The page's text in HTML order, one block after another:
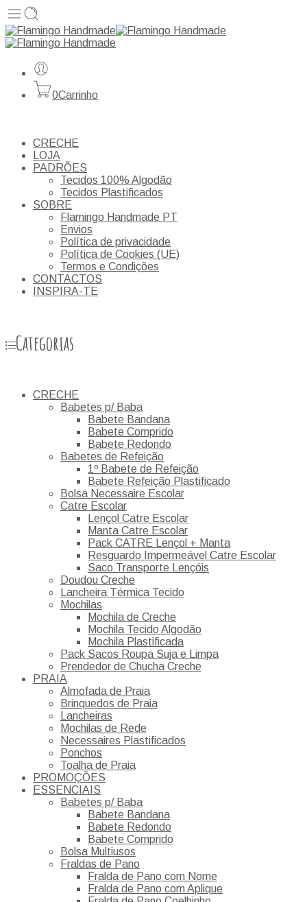
0Carrinho
CRECHE
LOJA
PADRÕES
Tecidos 100% Algodão
Tecidos Plastificados
SOBRE
Flamingo Handmade PT
Envios
Política de privacidade
Política de Cookies (UE)
Termos e Condições
CONTACTOS
INSPIRA-TE
Categorias
CRECHE
Babetes p/ Baba
Babete Bandana
Babete Comprido
Babete Redondo
Babetes de Refeição
1º Babete de Refeição
Babete Refeição Plastificado
Bolsa Necessaire Escolar
Catre Escolar
Lençol Catre Escolar
Manta Catre Escolar
Pack CATRE Lençol + Manta
Resguardo Impermeável Catre Escolar
Saco Transporte Lençóis
Doudou Creche
Lancheira Térmica Tecido
Mochilas
Mochila de Creche
Mochila Tecido Algodão
Mochila Plastificada
Pack Sacos Roupa Suja e Limpa
Prendedor de Chucha Creche
PRAIA
Almofada de Praia
Brinquedos de Praia
Lancheiras
Mochilas de Rede
Necessaires Plastificados
Ponchos
Toalha de Praia
PROMOÇÕES
ESSENCIAIS
Babetes p/ Baba
Babete Bandana
Babete Redondo
Babete Comprido
Bolsa Multiusos
Fraldas de Pano
Fralda de Pano com Nome
Fralda de Pano com Aplique